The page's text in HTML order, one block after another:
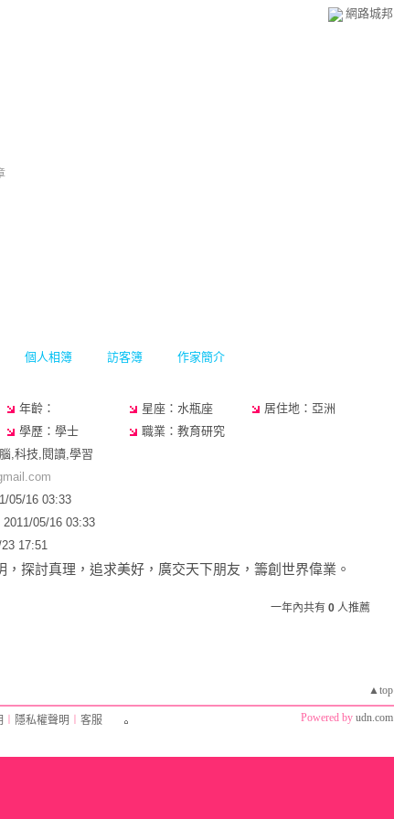
網路城邦
個人相簿 訪客簿 作家簡介
年齡： 星座：水瓶座
居住地：亞洲
學歷：學士
職業：教育研究
,科技,閱讀,學習
05/16 03:33
05/16 03:33
17:51
，探討真理，追求美好，廣交天下朋友，籌創世界偉業。
一年內共有 0 人推薦
▲top
隱私權聲明 客服 Powered by udn.com